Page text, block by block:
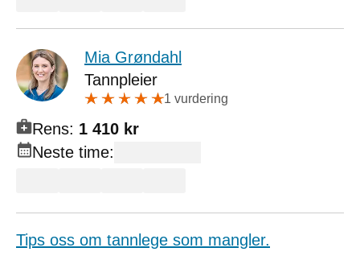
Mia Grøndahl
Tannpleier
1 vurdering
Rens: 1 410 kr
Neste time:
Tips oss om tannlege som mangler.